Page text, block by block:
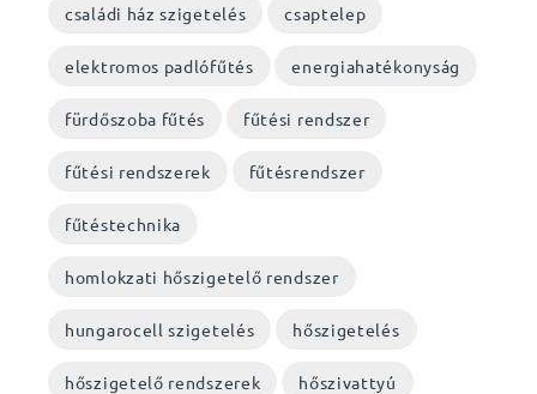
családi ház szigetelés csaptelep
elektromos padlófűtés energiahatékonyság
fürdőszoba fűtés fűtési rendszer
fűtési rendszerek fűtésrendszer
fűtéstechnika
homlokzati hőszigetelő rendszer
hungarocell szigetelés hőszigetelés
hőszigetelő rendszerek hőszivattyú